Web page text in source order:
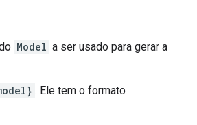
Model a ser usado para gerar a
. Ele tem o formato